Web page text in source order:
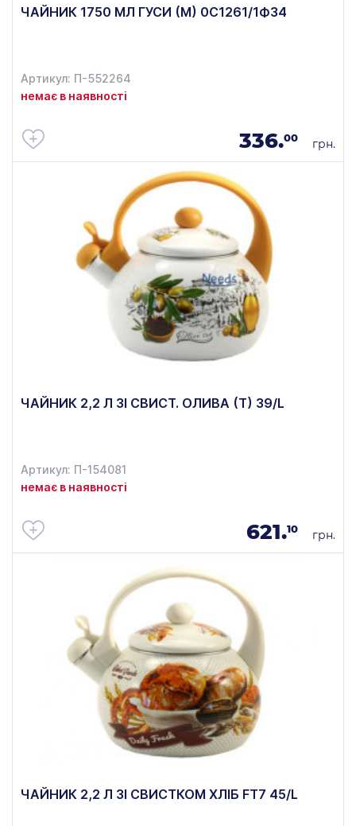
ЧАЙНИК 1750 МЛ ГУСИ (М) 0С1261/1Ф34
Артикул: П-552264
немає в наявності
336.00 грн.
ЧАЙНИК 2,2 Л ЗІ СВИСТ. ОЛИВА (Т) 39/L
Артикул: П-154081
немає в наявності
621.10 грн.
ЧАЙНИК 2,2 Л ЗІ СВИСТКОМ ХЛІБ FT7 45/L